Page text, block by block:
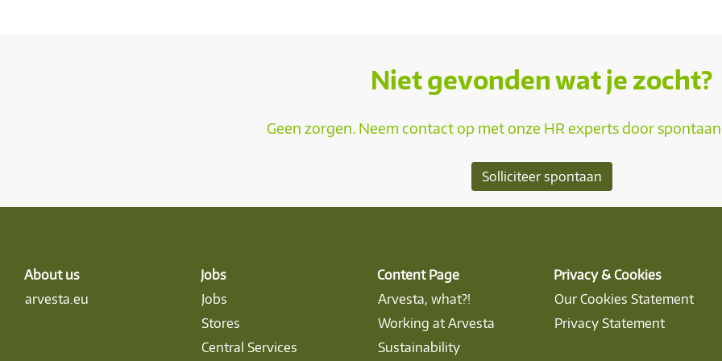
Niet gevonden wat je zocht?
Geen zorgen. Neem contact op met onze HR experts door
Solliciteer spontaan
About us
arvesta.eu
Jobs
Jobs
Stores
Central Services
Content Page
Arvesta, what?!
Working at Arvesta
Sustainability
Privacy & Cookies
Our Cookies Statement
Privacy Statement